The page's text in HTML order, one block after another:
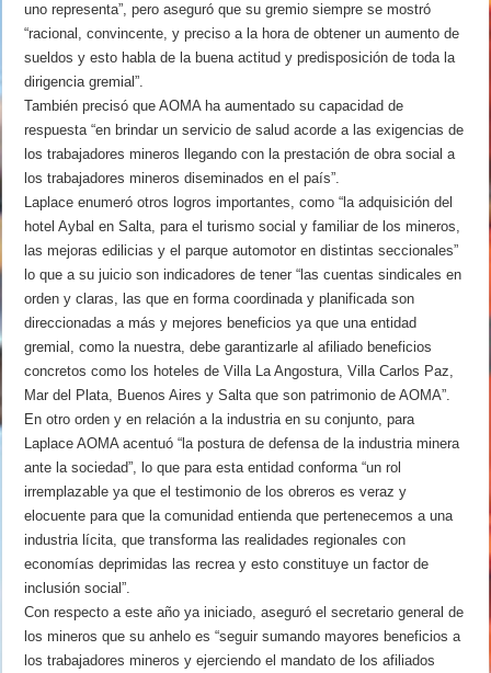
uno representa”, pero aseguró que su gremio siempre se mostró
“racional, convincente, y preciso a la hora de obtener un aumento de
sueldos y esto habla de la buena actitud y predisposición de toda la
dirigencia gremial”.
También precisó que AOMA ha aumentado su capacidad de
respuesta “en brindar un servicio de salud acorde a las exigencias de
los trabajadores mineros llegando con la prestación de obra social a
los trabajadores mineros diseminados en el país”.
Laplace enumeró otros logros importantes, como “la adquisición del
hotel Aybal en Salta, para el turismo social y familiar de los mineros,
las mejoras edilicias y el parque automotor en distintas seccionales”
lo que a su juicio son indicadores de tener “las cuentas sindicales en
orden y claras, las que en forma coordinada y planificada son
direccionadas a más y mejores beneficios ya que una entidad
gremial, como la nuestra, debe garantizarle al afiliado beneficios
concretos como los hoteles de Villa La Angostura, Villa Carlos Paz,
Mar del Plata, Buenos Aires y Salta que son patrimonio de AOMA”.
En otro orden y en relación a la industria en su conjunto, para
Laplace AOMA acentuó “la postura de defensa de la industria minera
ante la sociedad”, lo que para esta entidad conforma “un rol
irremplazable ya que el testimonio de los obreros es veraz y
elocuente para que la comunidad entienda que pertenecemos a una
industria lícita, que transforma las realidades regionales con
economías deprimidas las recrea y esto constituye un factor de
inclusión social”.
Con respecto a este año ya iniciado, aseguró el secretario general de
los mineros que su anhelo es “seguir sumando mayores beneficios a
los trabajadores mineros y ejerciendo el mandato de los afiliados